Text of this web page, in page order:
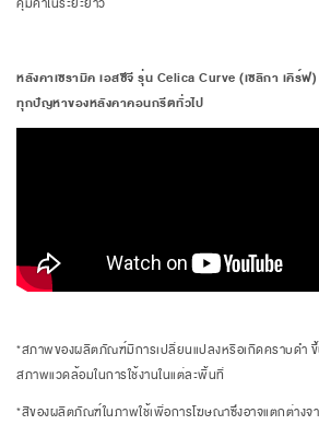
หลังคาเซรามิค เอสซีจี รุ่น Celica Curve (เซลิกา เคิร์ฟ
ทุกปัญหาของหลังคาคอนกรีตทั่วไป
*สภาพของผลิตภัณฑ์มีการเปลี่ยนแปลงหรือเกิดคราบดำ
สภาพแวดล้อมในการใช้งานในแต่ละพื้นที่
*สีของผลิตภัณฑ์ในภาพใช้เพื่อการโฆษณาซึ่งอาจแตกต่าง